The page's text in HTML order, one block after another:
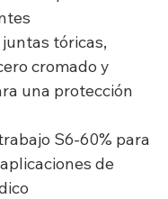
tóricas,
cromado y
una protección
S6-60% para
de